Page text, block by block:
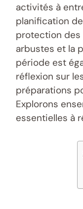
activités à
planification
protection des
arbustes et la
période est
réflexion sur
préparations
Explorons
essentielles à